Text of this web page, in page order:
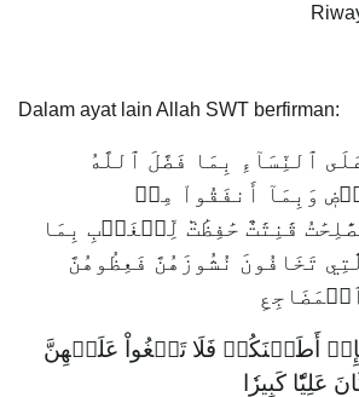
Dalam ayat lain Allah SWT berfirman:
ٱلنِّسَآءِ بِمَا فَضَّلَ ٱللَّهُ
وَبِمَآ أَنفَقُواْ مِنۡ
قَٰنِتَٰتٌ حَٰفِظَٰتٞ لِّلۡغَيۡبِ بِمَا
تَخَافُونَ نُشُوزَهُنَّ فَعِظُوهُنَّ
أَطَعۡنَكُمۡ فَلَا تَبۡغُواْ عَلَيۡهِنَّ
عَلِيّٗا كَبِيرٗا